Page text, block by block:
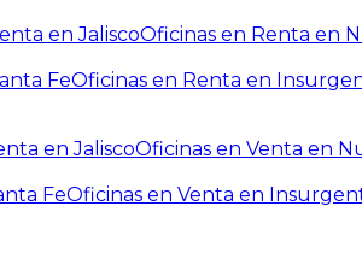
en JaliscoOficinas en Renta en
FeOficinas en Renta en
en JaliscoOficinas en Venta en
FeOficinas en Venta en